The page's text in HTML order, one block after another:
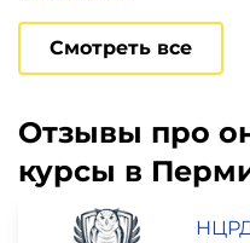
Смотреть все
Отзывы про
курсы в